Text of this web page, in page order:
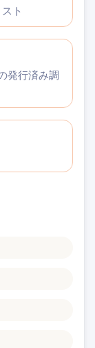
ト
発行済み調